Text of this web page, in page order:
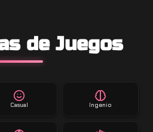
de Juegos
Casual Ingenio